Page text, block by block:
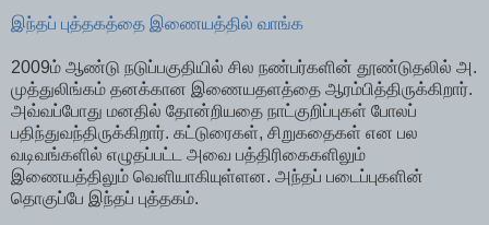
இந்தப் புத்தகத்தை இணையத்தில் வாங்க
2009ம் ஆண்டு நடுப்பகுதியில் சில நண்பர்களின் தூண்டுதலில் அ.
முத்துலிங்கம் தனக்கான இணையதளத்தை ஆரம்பித்திருக்கிறார்.
அவ்வப்போது மனதில் தோன்றியதை நாட்குறிப்புகள் போலப்
பதிந்துவந்திருக்கிறார். கட்டுரைகள், சிறுகதைகள் என பல
வடிவங்களில் எழுதப்பட்ட அவை பத்திரிகைகளிலும்
இணையத்திலும் வெளியாகியுள்ளன. அந்தப் படைப்புகளின்
தொகுப்பே இந்தப் புத்தகம்.